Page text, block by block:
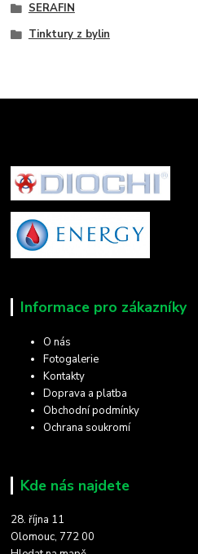
SERAFIN
Tinktury z bylin
Informace pro zákazníky
O nás
Fotogalerie
Kontakty
Doprava a platba
Obchodní podmínky
Ochrana soukromí
Kde nás najdete
28. října 11
Olomouc, 772 00